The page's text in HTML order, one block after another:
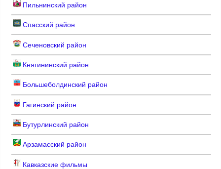
Пильнинский район
Спасский район
Сеченовский район
Княгининский район
Большеболдинский район
Гагинский район
Бутурлинский район
Арзамасский район
Кавказские фильмы